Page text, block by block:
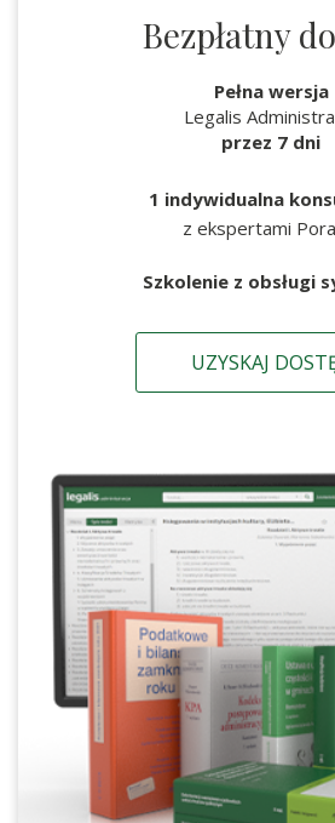
Bezpłatny
Pełna wersja
Legalis
przez 7 dni
1 indywidualna
z ekspertami
Szkolenie z obsługi
UZYSKAJ